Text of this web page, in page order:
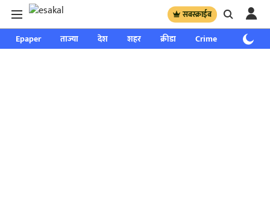
सबस्क्राईब
Epaper ताज्या देश शहर क्रीडा Crime साप्ताहिक